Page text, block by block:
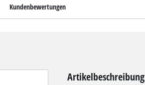
Kundenbewertungen
Artikelbeschreibung